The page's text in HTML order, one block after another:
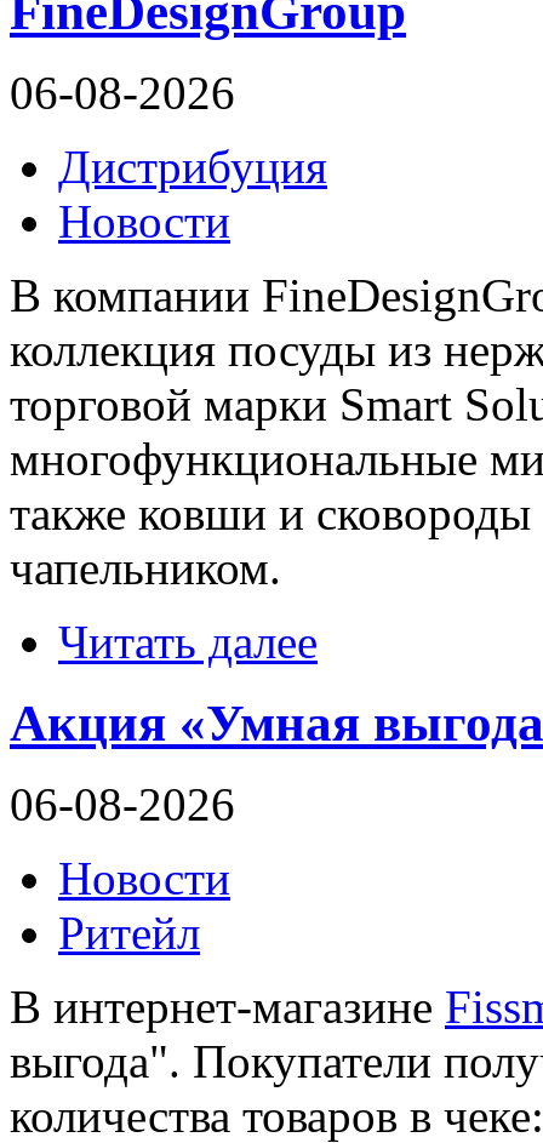
06-08-2026
Дистрибуция
Новости
В компании
коллекция посуды из
торговой марки Smart
многофункциональные
также ковши и
чапельником.
Читать далее
Акция «Умная
06-08-2026
Новости
Ритейл
В интернет-магазине
выгода". Покупатели
количества товаров в чеке: